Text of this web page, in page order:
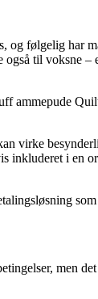
og følgelig har
til voksne –
ammepude
virke
inkluderet i en
men